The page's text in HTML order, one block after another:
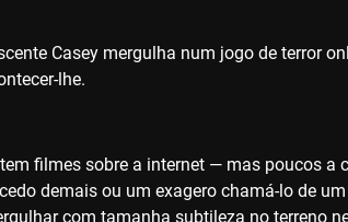
Casey mergulha num jogo de terror
lhe.
filmes sobre a internet — mas poucos a
demais ou um exagero chamá-lo de
com tamanha subtileza no terreno